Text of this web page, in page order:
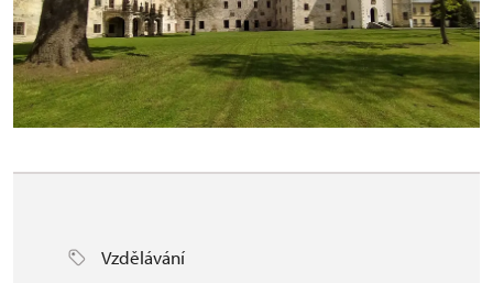
Vzdělávání